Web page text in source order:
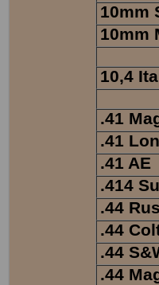
10mm
10mm
10,4
.41
.41
.41 AE
.414
.44
.44
.44
.44